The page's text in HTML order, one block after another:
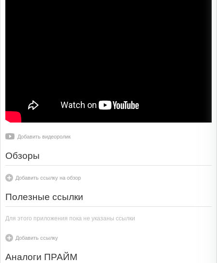
Добавить видеоролик
Обзоры
Добавить ссылку на обзор
Полезные ссылки
Для этого приложения пока не указаны ссылки
Добавить ссылку
Аналоги ПРАЙМ